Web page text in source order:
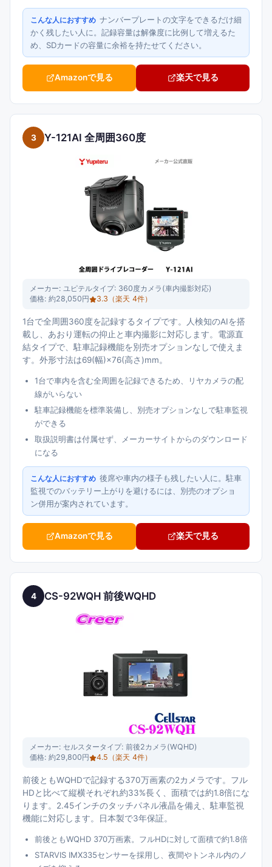
こんな人におすすめ ナンバープレートの文字をできるだけ細
かく残したい人に。記録容量は解像度に比例して増えるた
め、SDカードの容量に余裕を持たせてください。
Amazonで見る 楽天で見る
3 Y-121AI 全周囲360度
メーカー: ユピテルタイプ: 360度カメラ(車内撮影対応)
価格: 約28,050円 3.3 （楽天 4件）
1台で全周囲360度を記録するタイプです。人検知のAIを搭
載し、あおり運転の抑止と車内撮影に対応します。電源直
結タイプで、駐車記録機能を別売オプションなしで使えま
す。外形寸法は69(幅)×76(高さ)mm。
1台で車内を含む全周囲を記録できるため、リヤカメラの配
線がいらない
駐車記録機能を標準装備し、別売オプションなしで駐車監視
ができる
取扱説明書は付属せず、メーカーサイトからのダウンロード
になる
こんな人におすすめ 後席や車内の様子も残したい人に。駐車
監視でのバッテリー上がりを避けるには、別売のオプショ
ン併用が案内されています。
Amazonで見る 楽天で見る
4 CS-92WQH 前後WQHD
メーカー: セルスタータイプ: 前後2カメラ(WQHD)
価格: 約29,800円 4.5 （楽天 4件）
前後ともWQHDで記録する370万画素の2カメラです。フル
HDと比べて縦横それぞれ約33%長く、面積では約1.8倍にな
ります。2.45インチのタッチパネル液晶を備え、駐車監視
機能に対応します。日本製で3年保証。
前後ともWQHD 370万画素。フルHDに対して面積で約1.8倍
STARVIS IMX335センサーを採用し、夜間やトンネル内のノ